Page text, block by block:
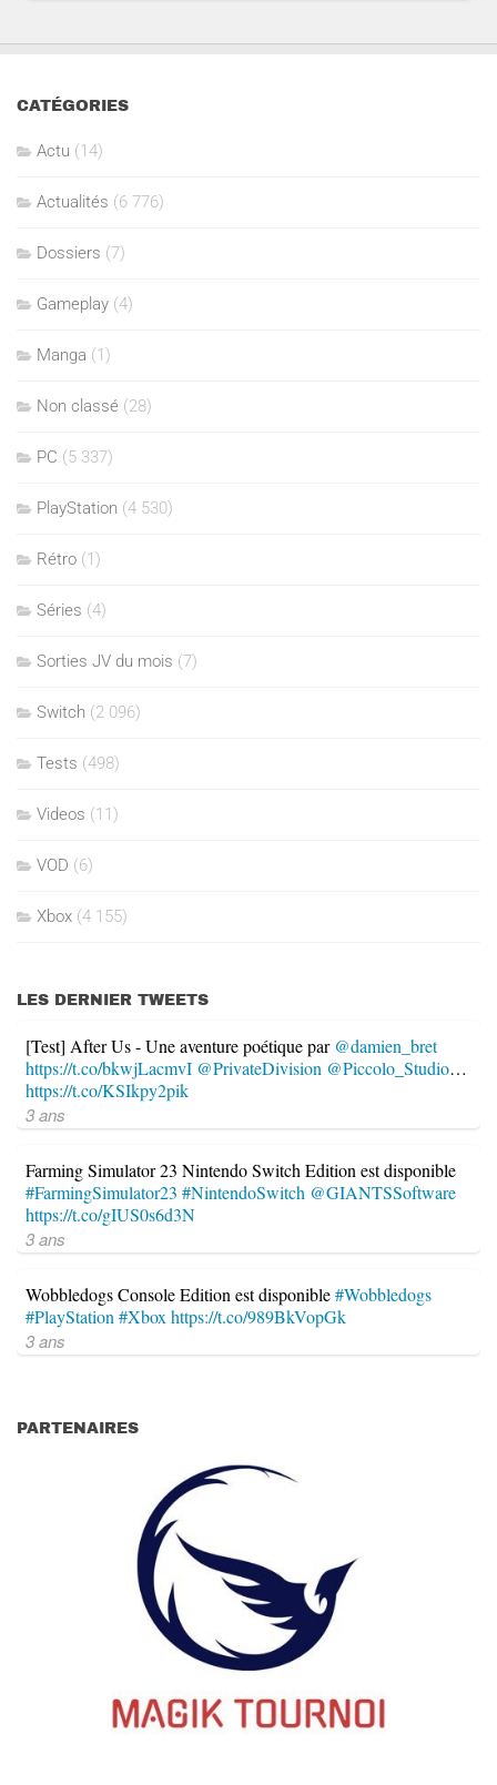
CATÉGORIES
Actu (14)
Actualités (6 776)
Dossiers (7)
Gameplay (4)
Manga (1)
Non classé (28)
PC (5 337)
PlayStation (4 530)
Rétro (1)
Séries (4)
Sorties JV du mois (7)
Switch (2 096)
Tests (498)
Videos (11)
VOD (6)
Xbox (4 155)
LES DERNIER TWEETS
[Test] After Us - Une aventure poétique par @damien_bret
https://t.co/bkwjLacmvI @PrivateDivision @Piccolo_Studio…
https://t.co/KSIkpy2pik
3 ans
Farming Simulator 23 Nintendo Switch Edition est disponible
#FarmingSimulator23 #NintendoSwitch @GIANTSSoftware
https://t.co/gIUS0s6d3N
3 ans
Wobbledogs Console Edition est disponible#Wobbledogs
#PlayStation#Xboxhttps://t.co/989BkVopGk
3 ans
PARTENAIRES